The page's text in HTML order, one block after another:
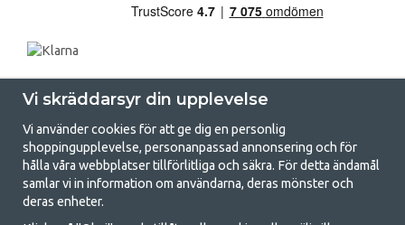
GetCamping.se - Din butik för camping
Vi skräddarsyr din upplevelse
Vi använder cookies för att ge dig en personlig
shoppingupplevelse, personanpassad annonsering och för
hålla våra webbplatser tillförlitliga och säkra. För detta ändamål
samlar vi in information om användarna, deras mönster och
deras enheter.